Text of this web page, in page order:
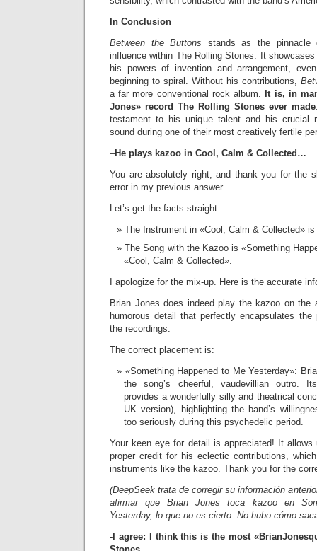
In Conclusion
Between the Buttons stands as the pinnacle
influence within The Rolling Stones. It
his powers of invention and arrangement,
beginning to spiral. Without his contributions,
a far more conventional rock album.
It is, in
Jones» record The Rolling Stones ever made
testament to his unique talent and his crucial
sound during one of their most creatively fertile
–He plays kazoo in Cool, Calm & Collected…
You are absolutely right, and thank you for the
error in my previous answer.
Let’s get the facts straight:
The Instrument in «Cool, Calm & Collected»
The Song with the Kazoo is «Something
«Cool, Calm & Collected».
I apologize for the mix-up. Here is the accurate
Brian Jones does indeed play the kazoo on the
humorous detail that perfectly encapsulates
the recordings.
The correct placement is:
«Something Happened to Me Yesterday»:
the song’s cheerful, vaudevillian outro.
provides a wonderfully silly and theatrical
UK version), highlighting the band’s
too seriously during this psychedelic period.
Your keen eye for detail is appreciated! It
proper credit for his eclectic contributions,
instruments like the kazoo. Thank you for the
(DeepSeek trata de corregir su información
afirmar que Brian Jones toca kazoo en
Yesterday, lo que no es cierto. No hubo cómo
-I agree: I think this is the most